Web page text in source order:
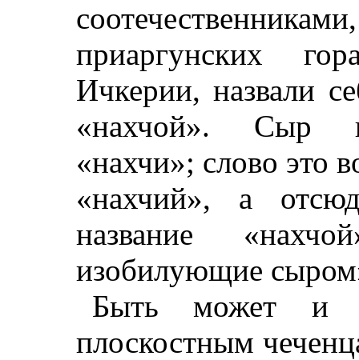
приаргунских
Ичкерии, назвали
«нахчой». Сыр
«нахчи»; слово это
«нахчий», а
название
изобилующие
Быть может и
плоскостным